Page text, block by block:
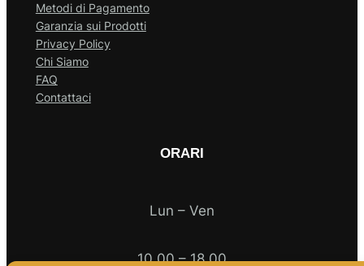
Metodi di Pagamento
Garanzia sui Prodotti
Privacy Policy
Chi Siamo
FAQ
Contattaci
ORARI
Lun – Ven
10.00 – 18.00